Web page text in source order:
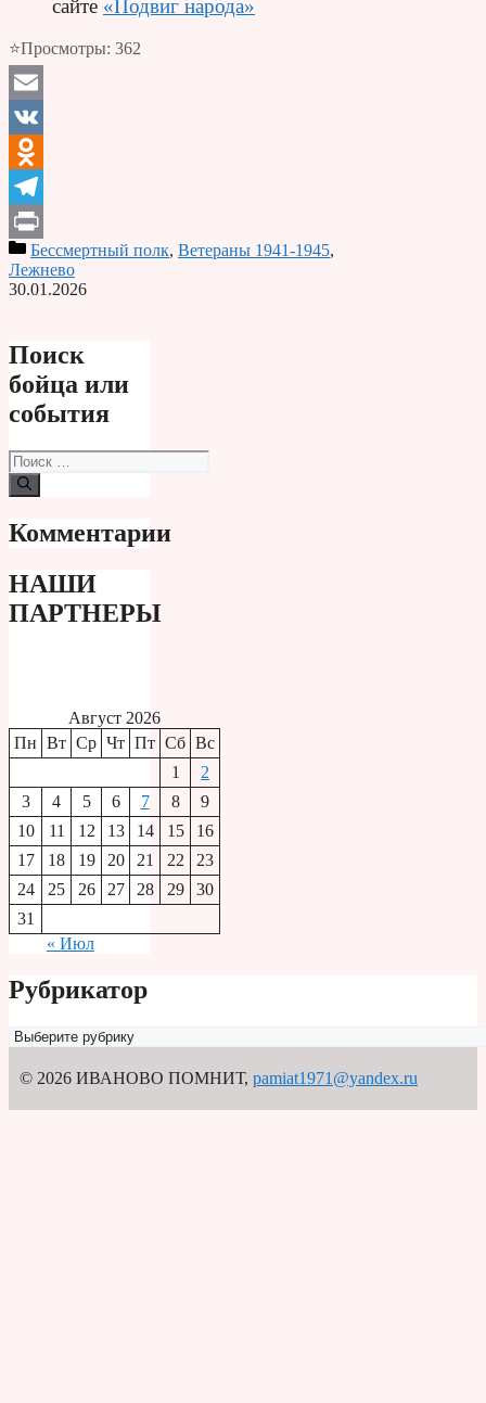
сайте «Подвиг народа»
⭐Просмотры: 362
Email
VK
Odnoklassniki
Telegram
PrintБессмертный полк, Ветераны 1941-1945,
Лежнево
30.01.2026
Поиск
бойца или
события
Поиск:
Комментарии
НАШИ
ПАРТНЕРЫ
Август 2026
Пн Вт Ср Чт Пт Сб Вс
1
2
3
4 5 6 7 8
9
10
11 12 13 14 15
16
17
18 19 20 21 22
23
24
25 26 27 28 29
30
31
« Июл
Рубрикатор
Рубрикатор
© 2026 ИВАНОВО ПОМНИТ, pamiat1971@yandex.ru